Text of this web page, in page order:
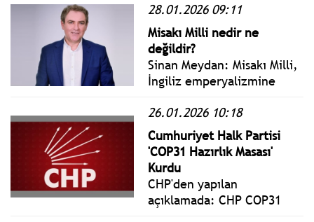
müsabakaların ardından
aldığı 3 galibiyet, 1
beraberlik, 4 mağlubiyet ve
topladığı 10 puanla
sıralamanın 20. basamağına
yerleşerek adını play-off
turuna yazdırdı.
28.01.2026 09:11
Misakı Milli nedir ne
değildir?
Sinan Meydan: Misakı Milli,
İngiliz emperyalizmine
sultanın değil,
emperyalizme karşı bir
bağımsızlık savaşı yürüten
Mustafa Kemal Atatürk’ün
ve İsmet İnönü gibi
arkadaşlarının eseridir.
26.01.2026 10:18
Cumhuriyet Halk Partisi
'COP31 Hazırlık Masası'
Kurdu
CHP'den yapılan
açıklamada: CHP COP31